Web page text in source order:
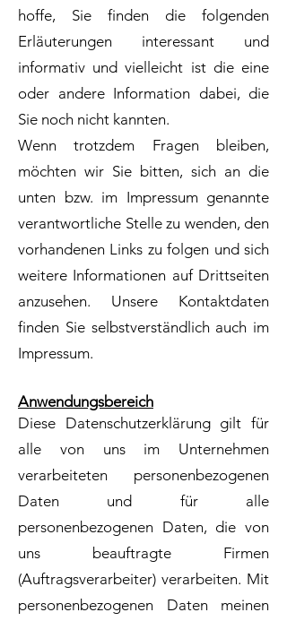
hoffe, Sie finden die folgenden
Erläuterungen interessant und
informativ und vielleicht ist die eine
oder andere Information dabei, die
Sie noch nicht kannten.
Wenn trotzdem Fragen bleiben,
möchten wir Sie bitten, sich an die
unten bzw. im Impressum genannte
verantwortliche Stelle zu wenden, den
vorhandenen Links zu folgen und sich
weitere Informationen auf Drittseiten
anzusehen. Unsere Kontaktdaten
finden Sie selbstverständlich auch im
Impressum.
Anwendungsbereich
Diese Datenschutzerklärung gilt für
alle von uns im Unternehmen
verarbeiteten personenbezogenen
Daten und für alle
personenbezogenen Daten, die von
uns beauftragte Firmen
(Auftragsverarbeiter) verarbeiten. Mit
personenbezogenen Daten meinen